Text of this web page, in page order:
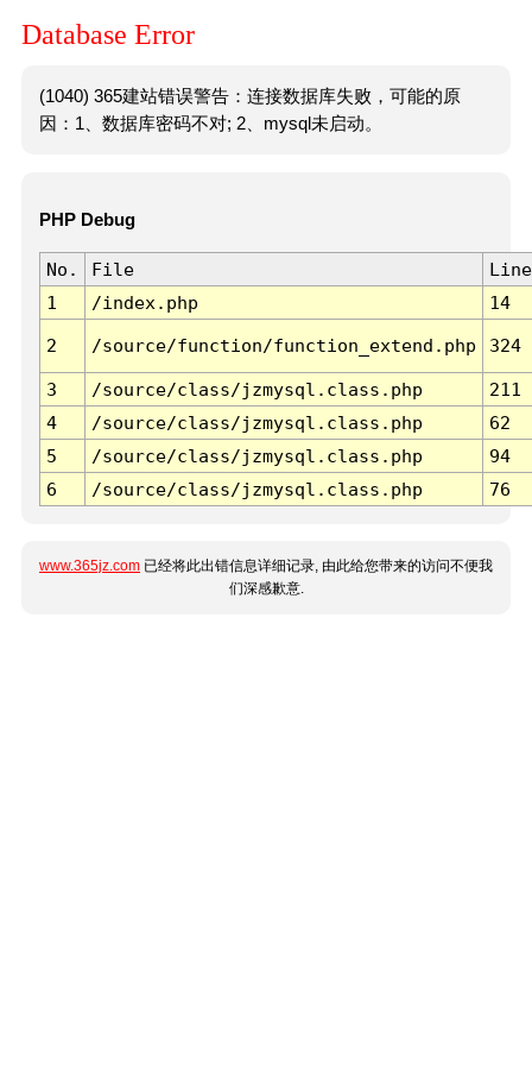
Database Error
(1040) 365建站错误警告：连接数据库失败，可能的原
因：1、数据库密码不对; 2、mysql未启动。
PHP Debug
No. File
Line
1
/index.php 14
2 /source/function/function_extend.php 324
3 /source/class/jzmysql.class.php
211
4
/source/class/jzmysql.class.php
62
5
/source/class/jzmysql.class.php
94
6
/source/class/jzmysql.class.php 76
www.365jz.com 已经将此出错信息详细记录, 由此给您带来的访问不便我
们深感歉意.